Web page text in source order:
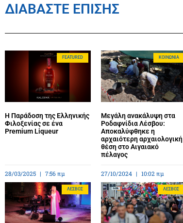
ΔΙΑΒΑΣΤΕ ΕΠΙΣΗΣ
FEATURED
Η Παράδοση της Ελληνικής
Φιλοξενίας σε ένα
Premium Liqueur
28/03/2025 7:56 πμ
ΚΟΙΝΩΝΊΑ
Μεγάλη ανακάλυψη στα
Ροδαφνίδια Λέσβου:
Αποκαλύφθηκε η
αρχαιότερη αρχαιολογική
θέση στο Αιγαιακό
πέλαγος
27/10/2024 10:02 πμ
ΛΈΣΒΟΣ ΛΈΣΒΟΣ